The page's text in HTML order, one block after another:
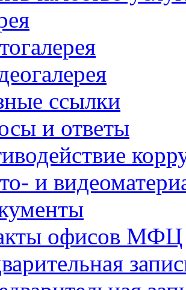
ссылки
и ответы
и
офисов МФЦ